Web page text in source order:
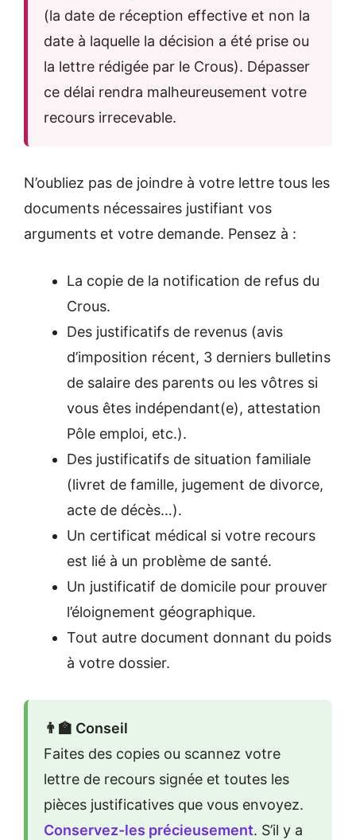
(la date de réception effective et non la
date à laquelle la décision a été prise ou
la lettre rédigée par le Crous). Dépasser
ce délai rendra malheureusement votre
recours irrecevable.
N’oubliez pas de joindre à votre lettre tous les
documents nécessaires justifiant vos
arguments et votre demande. Pensez à :
La copie de la notification de refus du
Crous.
Des justificatifs de revenus (avis
d’imposition récent, 3 derniers bulletins
de salaire des parents ou les vôtres si
vous êtes indépendant(e), attestation
Pôle emploi, etc.).
Des justificatifs de situation familiale
(livret de famille, jugement de divorce,
acte de décès…).
Un certificat médical si votre recours
est lié à un problème de santé.
Un justificatif de domicile pour prouver
l’éloignement géographique.
Tout autre document donnant du poids
à votre dossier.
👨‍🏫 Conseil
Faites des copies ou scannez votre
lettre de recours signée et toutes les
pièces justificatives que vous envoyez.
Conservez-les précieusement. S’il y a